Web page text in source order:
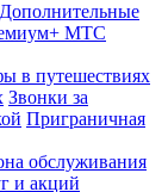
Дополнительные
МТС
в путешествиях
Звонки за
Приграничная
обслуживания
и акций